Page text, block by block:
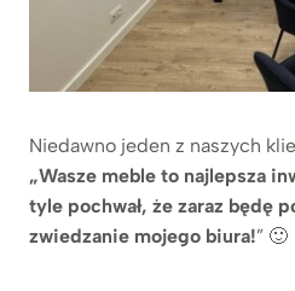
Niedawno jeden z naszych
„Wasze meble to najlepsza
tyle pochwał, że zaraz będę
zwiedzanie mojego biura!” 🙂